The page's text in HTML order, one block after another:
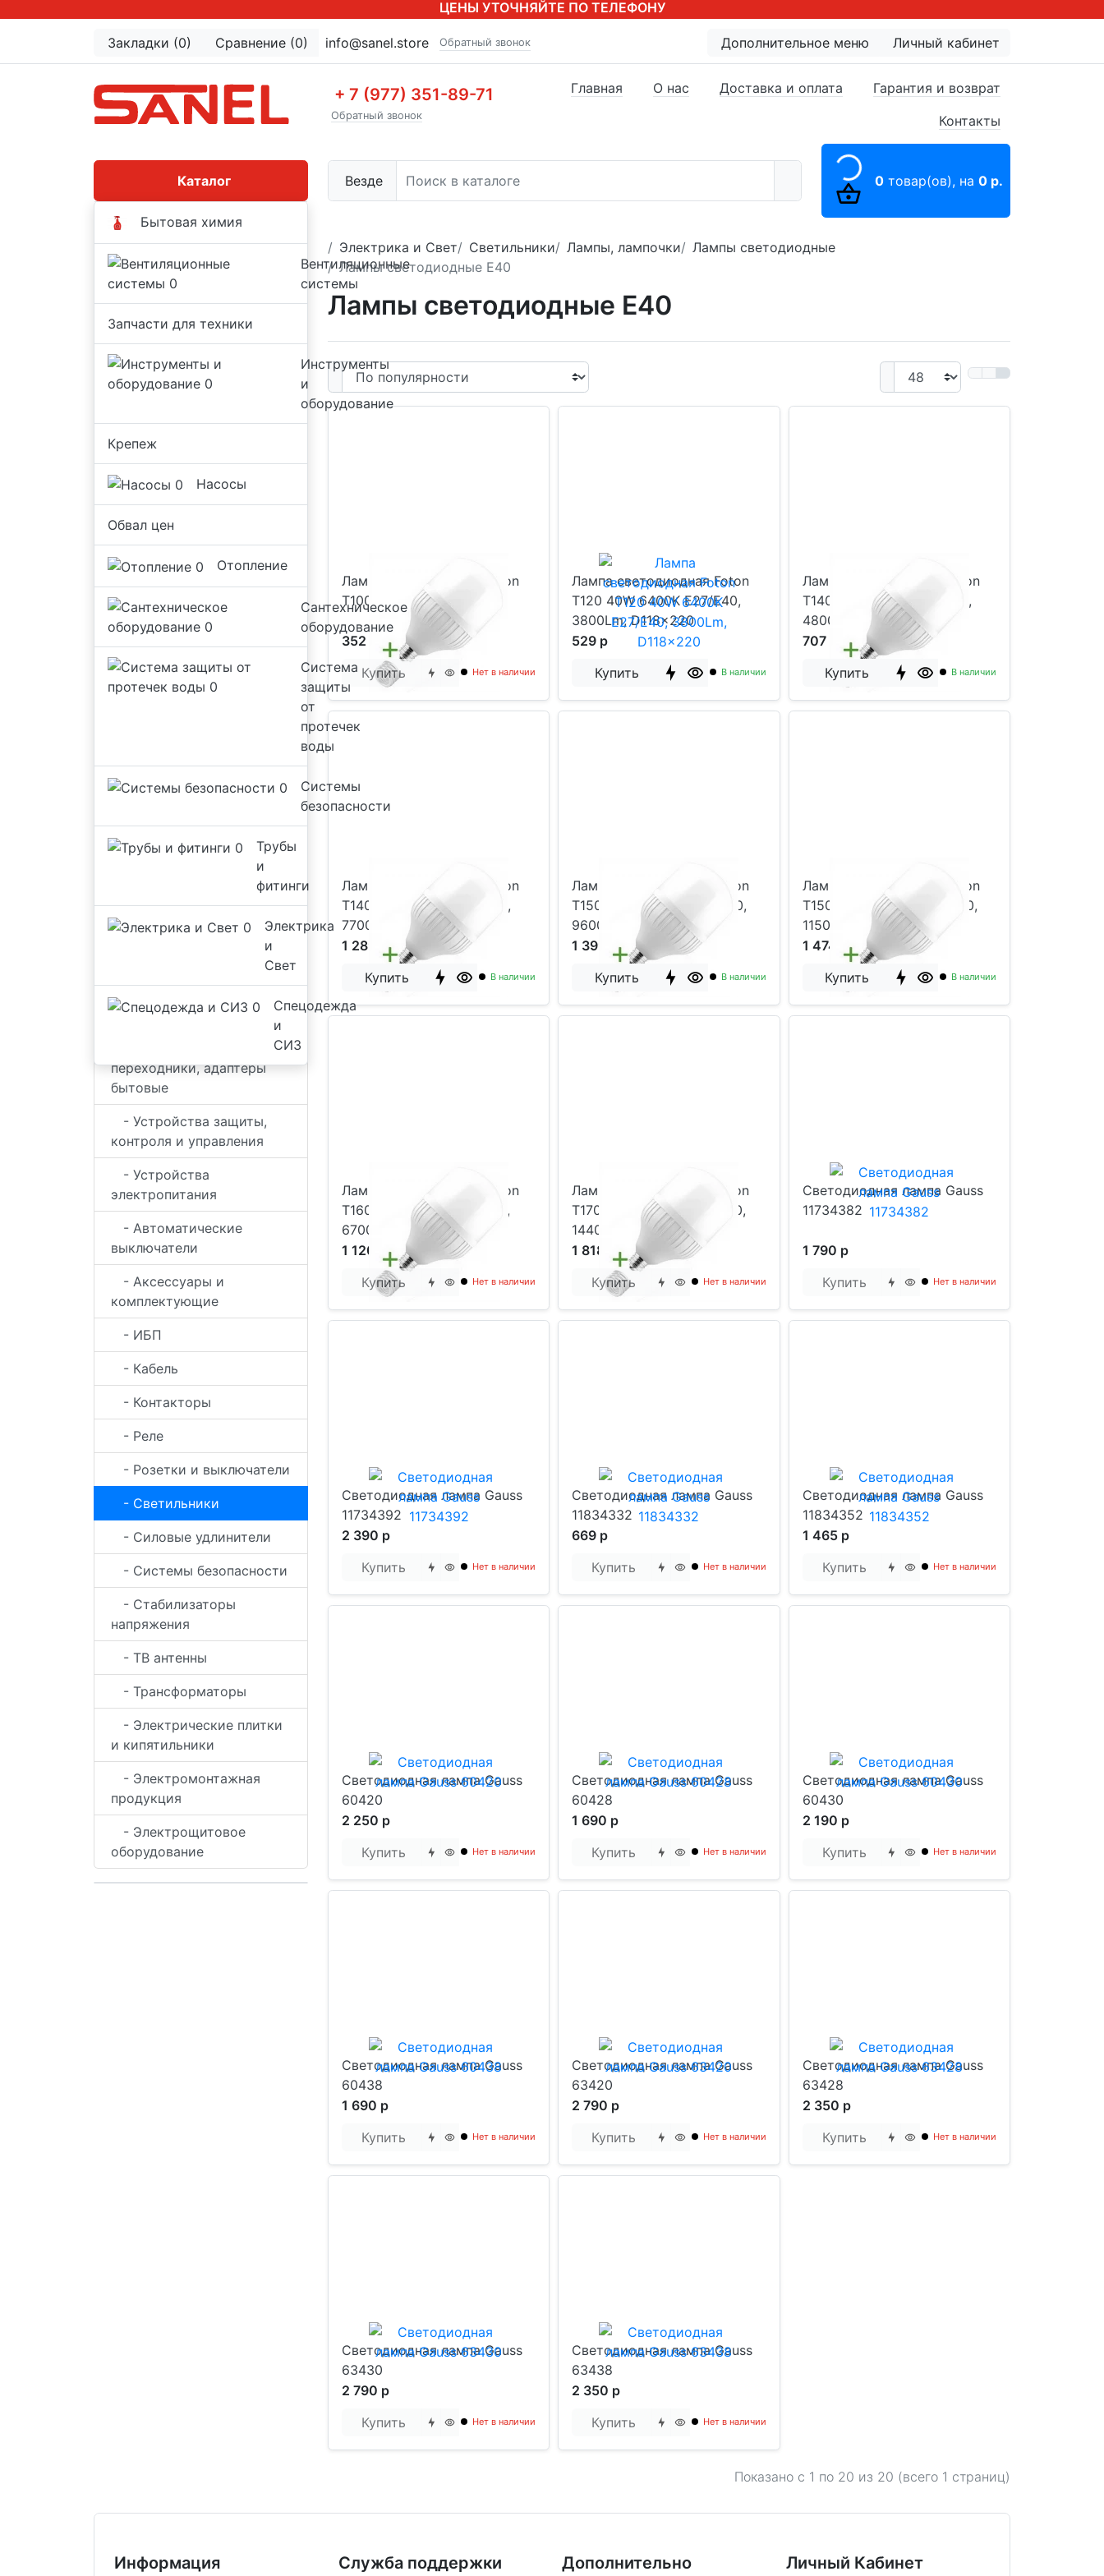
ЦЕНЫ УТОЧНЯЙТЕ ПО ТЕЛЕФОНУ
Закладки (0) Сравнение (0) info@sanel.store Обратный звонок Дополнительное меню Личный кабинет
+ 7 (977) 351-89-71
Обратный звонок
Везде
Главная О нас Доставка и оплата
Гарантия и возврат
Контакты
0 товар(ов), на 0 р.
Каталог
Бытовая химия
Вентиляционные
системы
Запчасти для техники
Инструменты
и
оборудование
Крепеж
Насосы
Обвал цен
Отопление
Сантехническое
оборудование
Система
защиты
от
протечек
воды
Системы
безопасности
Трубы
и
фитинги
Электрика
и
Свет
Спецодежда
и
СИЗ
оборудование
Удлинители,разветвители,
переходники, адаптеры
бытовые
- Устройства защиты,
контроля и управления
- Устройства
электропитания
- Автоматические
выключатели
- Аксессуары и
комплектующие
- ИБП
- Кабель
- Контакторы
- Реле
- Розетки и выключатели
- Светильники
- Силовые удлинители
- Системы безопасности
- Стабилизаторы
напряжения
- ТВ антенны
- Трансформаторы
- Электрические плитки
и кипятильники
- Электромонтажная
продукция
- Электрощитовое
оборудование
Электрика и Свет Светильники Лампы, лампочки
Лампы светодиодные
Лампы светодиодные E40
Лампы светодиодные E40
Лампа светодиодная Foton
T100 30W 6400K E27/E40
352 р
Купить
Нет в наличии
Лампа светодиодная Foton
T120 40W 6400K E27/E40,
3800Lm, D118x220
529 р
Купить
В наличии
Лампа светодиодная Foton
T140 50W 6400K E27/E40,
4800Lm, D138x254
707 р
Купить
В наличии
Лампа светодиодная Foton
T140 80W 6400K E27/E40,
7700Lm
1 289 р
Купить
В наличии
Лампа светодиодная Foton
T150 100W 6400K E27/E40,
9600Lm
1 399 р
Купить
В наличии
Лампа светодиодная Foton
T150 120W 6400K E27/E40,
11500Lm
1 474 р
Купить
В наличии
Лампа светодиодная Foton
T160 70W 6400K E27/E40,
6700Lm
1 120 р
Купить
Нет в наличии
Лампа светодиодная Foton
T170 150W 6400K E27/E40,
14400Lm
1 818 р
Купить
Нет в наличии
Светодиодная лампа Gauss
11734382
1 790 р
Купить
Нет в наличии
Светодиодная лампа Gauss
11734392
2 390 р
Купить
Нет в наличии
Светодиодная лампа Gauss
11834332
669 р
Купить
Нет в наличии
Светодиодная лампа Gauss
11834352
1 465 р
Купить
Нет в наличии
Светодиодная лампа Gauss
60420
2 250 р
Купить
Нет в наличии
Светодиодная лампа Gauss
60428
1 690 р
Купить
Нет в наличии
Светодиодная лампа Gauss
60430
2 190 р
Купить
Нет в наличии
Светодиодная лампа Gauss
60438
1 690 р
Купить
Нет в наличии
Светодиодная лампа Gauss
63420
2 790 р
Купить
Нет в наличии
Светодиодная лампа Gauss
63428
2 350 р
Купить
Нет в наличии
Светодиодная лампа Gauss
63430
2 790 р
Купить
Нет в наличии
Светодиодная лампа Gauss
63438
2 350 р
Купить
Нет в наличии
Показано с 1 по 20 из 20 (всего 1 страниц)
Информация Служба поддержки Дополнительно Личный Кабинет